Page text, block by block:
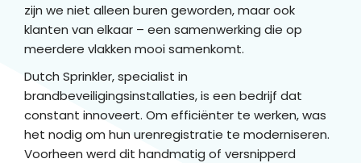
zijn we niet alleen buren geworden, maar ook
klanten van elkaar – een samenwerking die op
meerdere vlakken mooi samenkomt.
Dutch Sprinkler, specialist in
brandbeveiligingsinstallaties, is een bedrijf dat
constant innoveert. Om efficiënter te werken, was
het nodig om hun urenregistratie te moderniseren.
Voorheen werd dit handmatig of versnipperd